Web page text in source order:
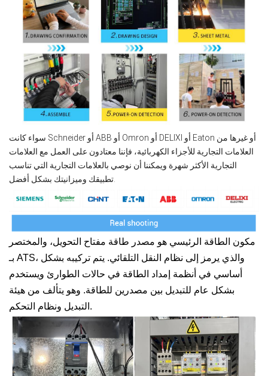
سواء كانت Schneider أو ABB أو Omron أو DELIXI أو Eaton أو غيرها من
العلامات التجارية للأجزاء الكهربائية، فإننا معتادون على العمل مع العلامات
التجارية الأكثر شهرة ويمكننا أن نوصي بالعلامات التجارية التي تناسب
مكون الطاقة الرئيسي هو مصدر طاقة مفتاح التحويل، والمختصر
بـ ATS، والذي يرمز إلى نظام النقل التلقائي. يتم تركيبه بشكل
أساسي في أنظمة إمداد الطاقة في حالات الطوارئ ويستخدم
بشكل عام للتبديل بين مصدرين للطاقة. وهو يتألف من هيئة
التبديل ونظام التحكم.